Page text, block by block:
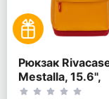
Рюкзак
Mestalla, 15.6",
Золотой